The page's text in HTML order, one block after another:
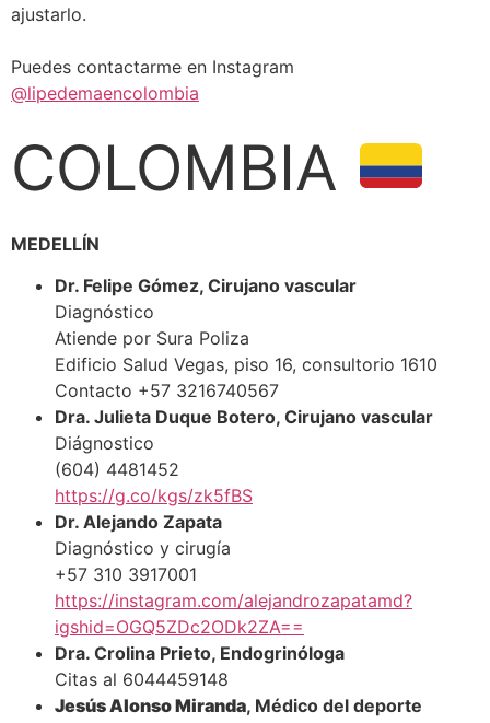
ajustarlo.
Puedes contactarme en Instagram
@lipedemaencolombia
COLOMBIA
MEDELLÍN
Dr. Felipe Gómez, Cirujano vascular
Diagnóstico
Atiende por Sura Poliza
Edificio Salud Vegas, piso 16, consultorio 1610
Contacto +57 3216740567
Dra. Julieta Duque Botero, Cirujano vascular
Diágnostico
(604) 4481452
https://g.co/kgs/zk5fBS
Dr. Alejando Zapata
Diagnóstico y cirugía
+57 310 3917001
https://instagram.com/alejandrozapatamd?
igshid=OGQ5ZDc2ODk2ZA==
Dra. Crolina Prieto, Endogrinóloga
Citas al 6044459148
Jesús Alonso Miranda, Médico del deporte